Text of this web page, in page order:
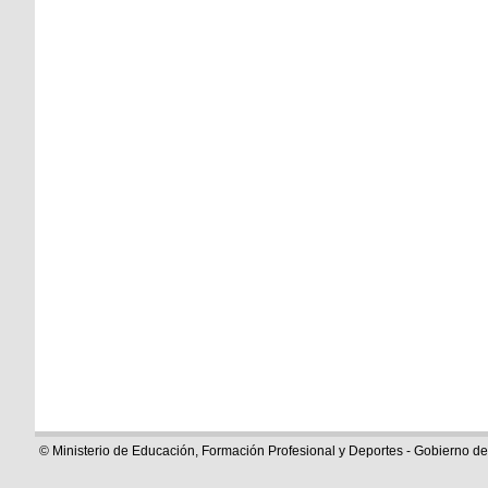
© Ministerio de Educación, Formación Profesional y Deportes - Gobierno